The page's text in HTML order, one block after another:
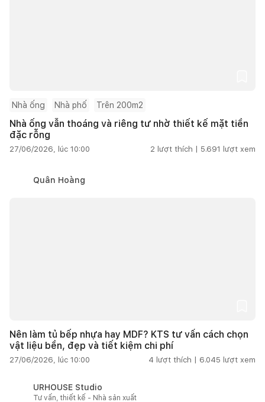
Nhà ống Nhà phố Trên 200m2
Nhà ống vẫn thoáng và riêng tư nhờ thiết kế mặt tiền
đặc rỗng
27/06/2026, lúc 10:00 2 lượt thích | 5.691 lượt xem
Quân Hoàng
Nên làm tủ bếp nhựa hay MDF? KTS tư vấn cách chọn
vật liệu bền, đẹp và tiết kiệm chi phí
27/06/2026, lúc 10:00 4 lượt thích | 6.045 lượt xem
URHOUSE Studio
Tư vấn, thiết kế - Nhà sản xuất